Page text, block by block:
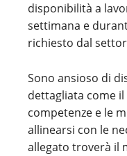
disponibilità a
settimana e
richiesto dal
Sono ansioso di
dettagliata come
competenze e le
allinearsi con le
allegato troverà il